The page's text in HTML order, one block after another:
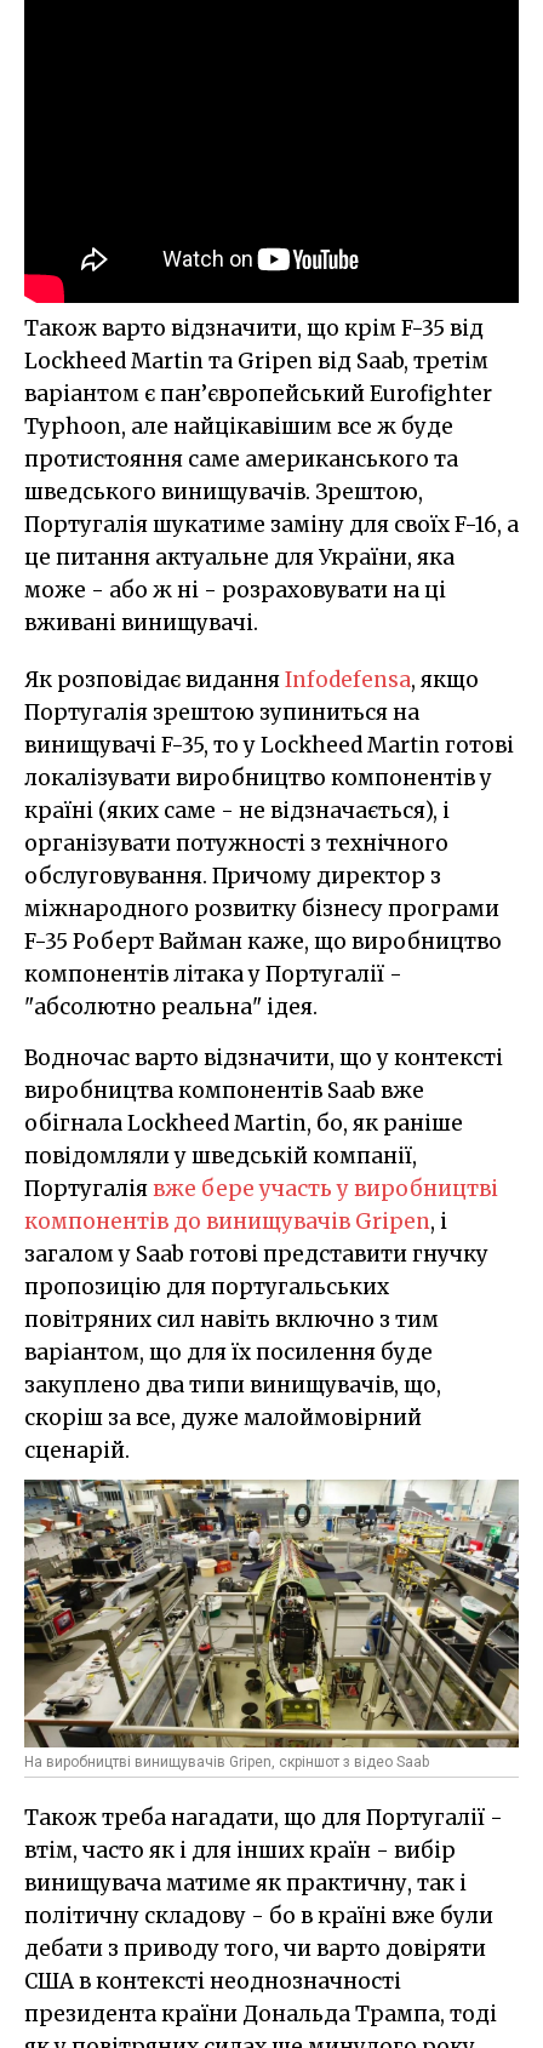
Також варто відзначити, що крім F-35 від
Lockheed Martin та Gripen від Saab, третім
варіантом є пан’європейський Eurofighter
Typhoon, але найцікавішим все ж буде
протистояння саме американського та
шведського винищувачів. Зрештою,
Португалія шукатиме заміну для своїх F-16, а
це питання актуальне для України, яка
може - або ж ні - розраховувати на ці
вживані винищувачі.
Як розповідає виданняInfodefensa, якщо
Португалія зрештою зупиниться на
винищувачі F-35, то у Lockheed Martin готові
локалізувати виробництво компонентів у
країні (яких саме - не відзначається), і
організувати потужності з технічного
обслуговування. Причому директор з
міжнародного розвитку бізнесу програми
F-35 Роберт Вайман каже, що виробництво
компонентів літака у Португалії -
"абсолютно реальна" ідея.
Водночас варто відзначити, що у контексті
виробництва компонентів Saab вже
обігнала Lockheed Martin, бо, як раніше
повідомляли у шведській компанії,
Португаліявже бере участь у виробництві
компонентів до винищувачів Gripen, і
загалом у Saab готові представити гнучку
пропозицію для португальських
повітряних сил навіть включно з тим
варіантом, що для їх посилення буде
закуплено два типи винищувачів, що,
скоріш за все, дуже малоймовірний
сценарій.
На виробництві винищувачів Gripen, скріншот з відео Saab
Також треба нагадати, що для Португалії -
втім, часто як і для інших країн - вибір
винищувача матиме як практичну, так і
політичну складову - бо в країні вже були
дебати з приводу того, чи варто довіряти
США в контексті неоднозначності
президента країни Дональда Трампа, тоді